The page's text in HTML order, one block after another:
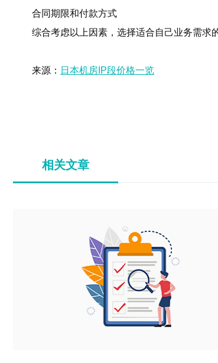
合同期限和付款方式
综合考虑以上因素，选择适合自己业务需求
来源： 日本机房IP段价格一览
相关文章